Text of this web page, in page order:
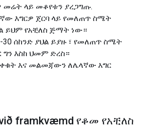
መሬት ላይ መቆየቱን ያረጋግጡ.
እግርዎ ጀርባ ላይ የመለጠጥ ስሜት
ይህም የአቺለስ ጅማት ነው።
30 ሰከንድ ያህል ይያዙ ፣ የመለጠጥ ስሜት
ግን እስከ ህመም ድረስ።
እና መልመጃውን ለሌላኛው እግር
framkvæmd የቆመ የአቺለስ